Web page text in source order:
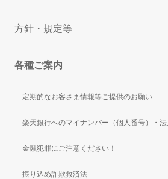
方針・規定等
各種ご案内
定期的なお客さま情報等ご提供のお願い
楽天銀行へのマイナンバー（個人番号）・
金融犯罪にご注意ください！
振り込め詐欺救済法